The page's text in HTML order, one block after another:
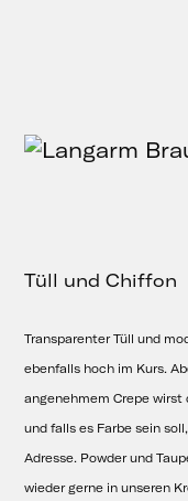
Tüll und Chiffon
Transparenter Tüll und
ebenfalls hoch im Kurs.
angenehmem Crepe wirst
und falls es Farbe sein
Adresse. Powder und
wieder gerne in unseren